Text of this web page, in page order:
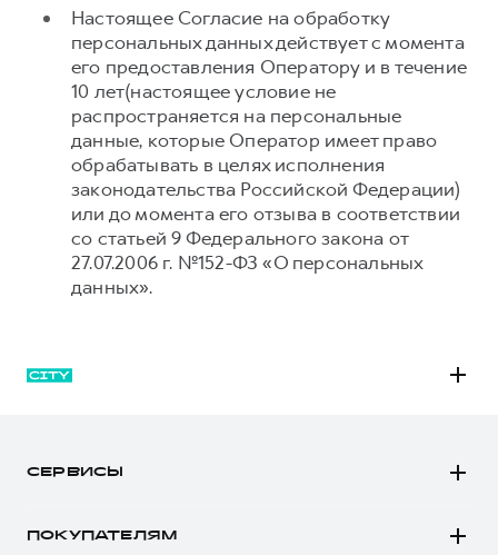
Настоящее Согласие на обработку
персональных данных действует с момента
его предоставления Оператору и в течение
10 лет(настоящее условие не
распространяется на персональные
данные, которые Оператор имеет право
обрабатывать в целях исполнения
законодательства Российской Федерации)
или до момента его отзыва в соответствии
со статьей 9 Федерального закона от
27.07.2006 г. №152-ФЗ «О персональных
данных».
СЕРВИСЫ
ПОКУПАТЕЛЯМ